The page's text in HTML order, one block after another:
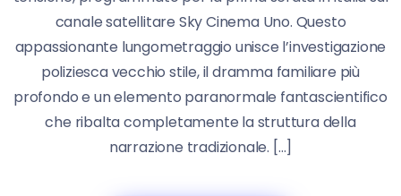
canale satellitare Sky Cinema Uno. Questo
appassionante lungometraggio unisce l’investigazione
poliziesca vecchio stile, il dramma familiare più
profondo e un elemento paranormale fantascientifico
che ribalta completamente la struttura della
narrazione tradizionale. […]